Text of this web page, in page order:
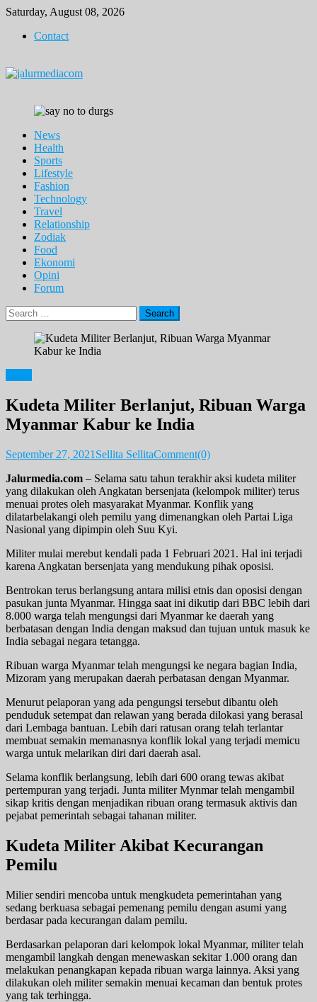
Skip
content
Saturday, August 08, 2026
Contact
News
Health
Sports
Lifestyle
Fashion
Technology
Travel
Relationship
Zodiak
Food
Ekonomi
Opini
Forum
Search
for:
Kudeta Militer Berlanjut, Ribuan Warga
Myanmar Kabur ke India
September 27, 2021 Sellita SellitaComment(0)
Jalurmedia.com – Selama satu tahun terakhir aksi kudeta militer
yang dilakukan oleh Angkatan bersenjata (kelompok militer) terus
menuai protes oleh masyarakat Myanmar. Konflik yang
dilatarbelakangi oleh pemilu yang dimenangkan oleh Partai Liga
Nasional yang dipimpin oleh Suu Kyi.
Militer mulai merebut kendali pada 1 Februari 2021. Hal ini terjadi
karena Angkatan bersenjata yang mendukung pihak oposisi.
Bentrokan terus berlangsung antara milisi etnis dan oposisi dengan
pasukan junta Myanmar. Hingga saat ini dikutip dari BBC lebih dari
8.000 warga telah mengungsi dari Myanmar ke daerah yang
berbatasan dengan India dengan maksud dan tujuan untuk masuk ke
India sebagai negara tetangga.
Ribuan warga Myanmar telah mengungsi ke negara bagian India,
Mizoram yang merupakan daerah perbatasan dengan Myanmar.
Menurut pelaporan yang ada pengungsi tersebut dibantu oleh
penduduk setempat dan relawan yang berada dilokasi yang berasal
dari Lembaga bantuan. Lebih dari ratusan orang telah terlantar
membuat semakin memanasnya konflik lokal yang terjadi memicu
warga untuk melarikan diri dari daerah asal.
Selama konflik berlangsung, lebih dari 600 orang tewas akibat
pertempuran yang terjadi. Junta militer Mynmar telah mengambil
sikap kritis dengan menjadikan ribuan orang termasuk aktivis dan
pejabat pemerintah sebagai tahanan militer.
Kudeta Militer Akibat Kecurangan
Pemilu
Milier sendiri mencoba untuk mengkudeta pemerintahan yang
sedang berkuasa sebagai pemenang pemilu dengan asumi yang
berdasar pada kecurangan dalam pemilu.
Berdasarkan pelaporan dari kelompok lokal Myanmar, militer telah
mengambil langkah dengan menewaskan sekitar 1.000 orang dan
melakukan penangkapan kepada ribuan warga lainnya. Aksi yang
dilakukan oleh militer semakin menuai kecaman dan bentuk protes
yang tak terhingga.